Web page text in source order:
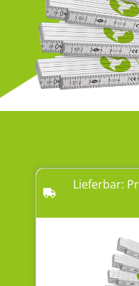
Lieferbar: